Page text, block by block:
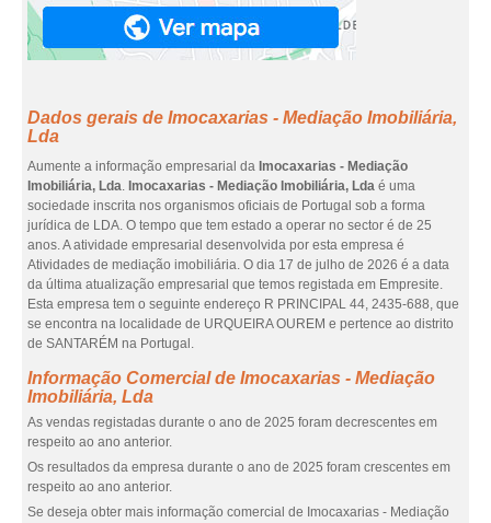
Dados gerais de Imocaxarias - Mediação Imobiliária,
Lda
Aumente a informação empresarial da Imocaxarias - Mediação
Imobiliária, Lda. Imocaxarias - Mediação Imobiliária, Lda é uma
sociedade inscrita nos organismos oficiais de Portugal sob a forma
jurídica de LDA. O tempo que tem estado a operar no sector é de 25
anos. A atividade empresarial desenvolvida por esta empresa é
Atividades de mediação imobiliária. O dia 17 de julho de 2026 é a data
da última atualização empresarial que temos registada em Empresite.
Esta empresa tem o seguinte endereço R PRINCIPAL 44, 2435-688, que
se encontra na localidade de URQUEIRA OUREM e pertence ao distrito
de SANTARÉM na Portugal.
Informação Comercial de Imocaxarias - Mediação
Imobiliária, Lda
As vendas registadas durante o ano de 2025 foram decrescentes em
respeito ao ano anterior.
Os resultados da empresa durante o ano de 2025 foram crescentes em
respeito ao ano anterior.
Se deseja obter mais informação comercial de Imocaxarias - Mediação